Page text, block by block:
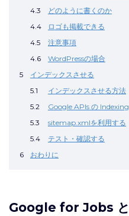
4.3
どのように書くのか
4.4
ロゴも掲載できる
4.5
注意事項
4.6
WordPressの場合
5
インデックスさせる
5.1
インデックスさせる方法
5.2
Google APIs の
5.3
sitemap.xmlを利用する
5.4
テスト・確認する
6
おわりに
Google for Jobs と